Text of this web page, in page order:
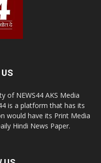
of NEWS44 AKS Media
is a platform that has its
would have its Print Media
Hindi News Paper.